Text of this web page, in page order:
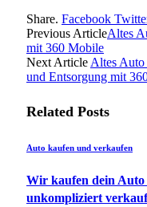
Share. Facebook
Previous ArticleAltes
mit 360 Mobile
Next Article Altes
und Entsorgung mit
Related Posts
Auto kaufen und verkaufen
Wir kaufen dein
unkompliziert